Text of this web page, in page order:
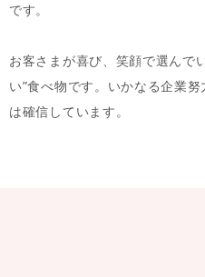
です。
お客さまが喜び、笑顔で選んで
い”食べ物です。いかなる企業
は確信しています。